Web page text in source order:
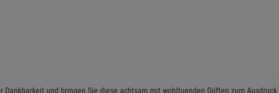
Dankbarkeit und bringen Sie diese achtsam mit wohltuenden Düften zum Ausdruck.